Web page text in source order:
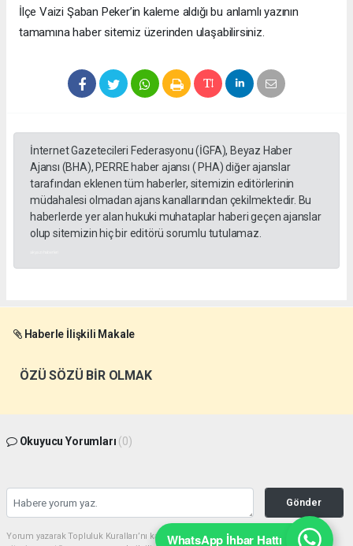
​İlçe Vaizi Şaban Peker’in kaleme aldığı bu anlamlı yazının
tamamına haber sitemiz üzerinden ulaşabilirsiniz.
İnternet Gazetecileri Federasyonu (İGFA), Beyaz Haber
Ajansı (BHA), PERRE haber ajansı ( PHA) diğer ajanslar
tarafından eklenen tüm haberler, sitemizin editörlerinin
müdahalesi olmadan ajans kanallarından çekilmektedir. Bu
haberlerde yer alan hukuki muhataplar haberi geçen ajanslar
olup sitemizin hiç bir editörü sorumlu tutulamaz.
Haberle İlişkili Makale
ÖZÜ SÖZÜ BİR OLMAK
Okuyucu Yorumları (0)
Gönder
Yorum yazarak Topluluk Kuralları’nı kabul etmiş bulunuyor ve akyazimeydan.com
WhatsApp İhbar Hattı